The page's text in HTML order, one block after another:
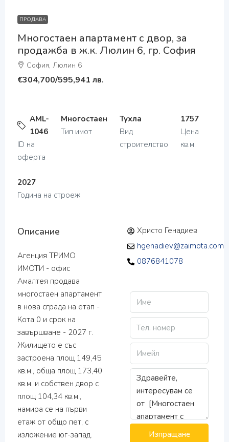
ПРОДАВА
Многостаен апартамент с двор, за
продажба в ж.к. Люлин 6, гр. София
София, Люлин 6
€304,700/595,941 лв.
AML-
1046
ID на
оферта
Многостаен
Тип имот
Тухла
Вид
строителство
1757
Цена
кв.м.
2027
Година на строеж
Описание
Агенция ТРИМО
ИМОТИ - офис
Амалтея продава
многостаен апартамент
в нова сграда на етап -
Кота 0 и срок на
завършване - 2027 г.
Жилището е със
застроена площ 149,45
кв.м., обща площ 173,40
кв.м. и собствен двор с
площ 104,34 кв.м.,
намира се на първи
етаж от общо пет, с
изложение юг-запад.
Христо Генадиев
hgenadiev@zaimota.com
0876841078
Изпращане